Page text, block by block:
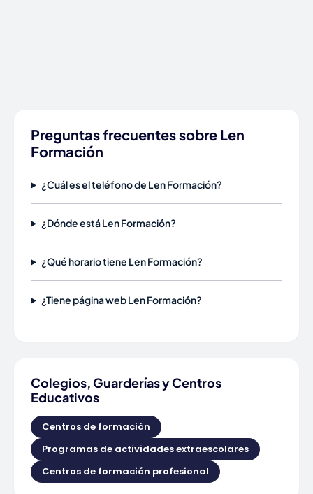
Preguntas frecuentes sobre Len
Formación
¿Cuál es el teléfono de Len Formación?
¿Dónde está Len Formación?
¿Qué horario tiene Len Formación?
¿Tiene página web Len Formación?
Colegios, Guarderías y Centros
Educativos
Centros de formación
Programas de actividades extraescolares
Centros de formación profesional